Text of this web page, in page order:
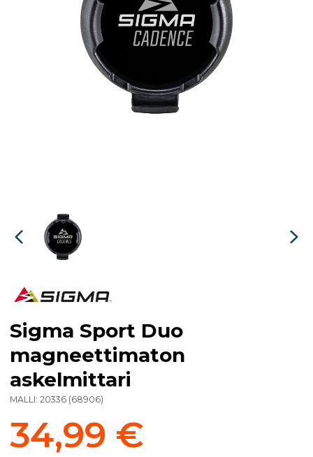
Sigma Sport Duo
magneettimaton
askelmittari
MALLI: 20336 (68906)
34,99 €